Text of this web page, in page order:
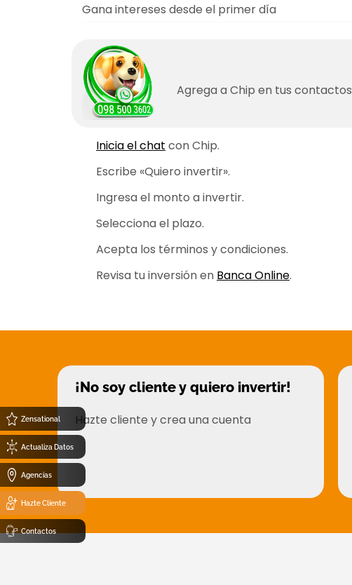
Zensational
Actualiza Datos
Agencias
Hazte Cliente
Contactos
Gana intereses desde el primer día
Agrega a Chip en tus contactos
Inicia el chat con Chip.
Escribe «Quiero invertir».
Ingresa el monto a invertir.
Selecciona el plazo.
Acepta los términos y condiciones.
Revisa tu inversión en Banca Online.
¡No soy cliente y quiero invertir!
Hazte cliente y crea una cuenta